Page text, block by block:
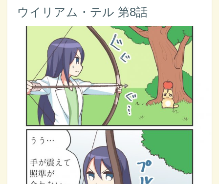
ウイリアム・テル 第8話